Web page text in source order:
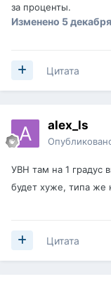
за проценты.
Изменено 5
Цитата
alex_ls
УВН там на 1 градус
будет хуже, типа же
Цитата